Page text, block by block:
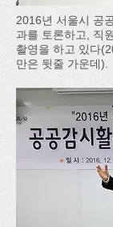
2016년 서울시 공
과를 토론하고, 직
촬영을 하고 있다
만은 뒷줄 가운데).